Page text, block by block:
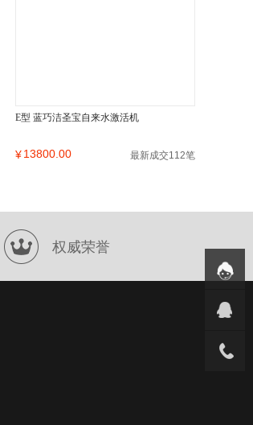
E型 蓝巧洁圣宝自来水激活机
¥13800.00 最新成交112笔
权威荣誉